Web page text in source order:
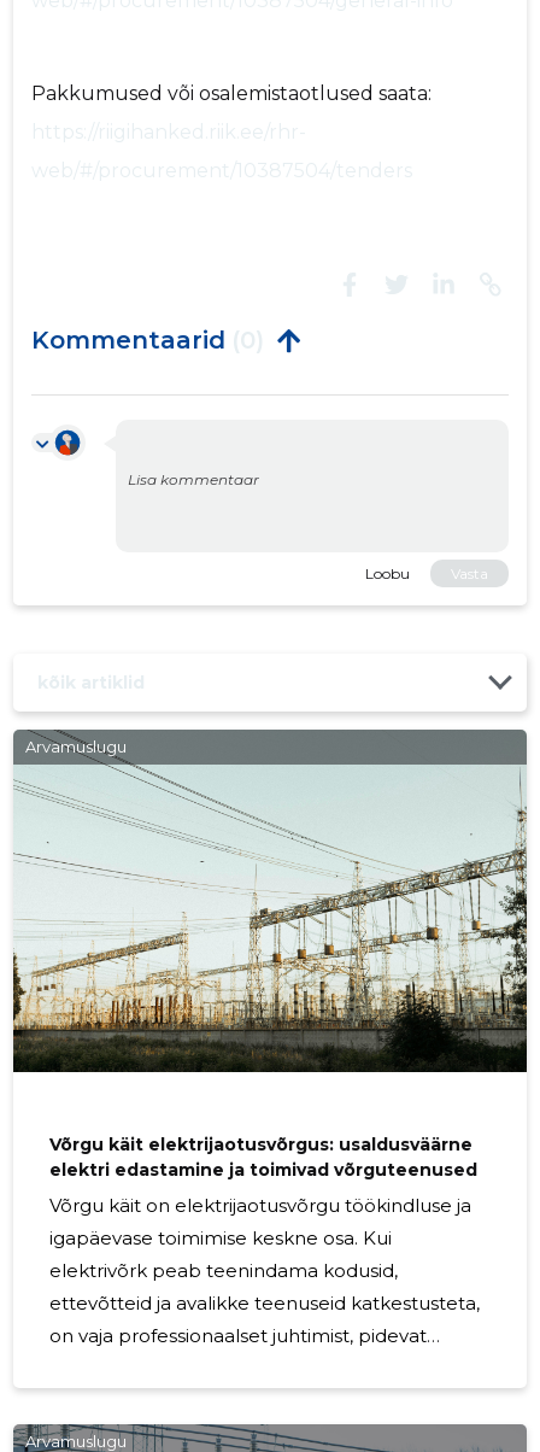
Pakkumused või osalemistaotlused saata:
https://riigihanked.riik.ee/rhr-
web/#/procurement/10387504/tenders
Kommentaarid (0)
Loobu Vasta
kõik artiklid
Arvamuslugu
Võrgu käit elektrijaotusvõrgus: usaldusväärne
elektri edastamine ja toimivad võrguteenused
Võrgu käit on elektrijaotusvõrgu töökindluse ja
igapäevase toimimise keskne osa. Kui
elektrivõrk peab teenindama kodusid,
ettevõtteid ja avalikke teenuseid katkestusteta,
on vaja professionaalset juhtimist, pidevat
Hästi korraldatud võrgu käit tähendab, et elektri
Arvamuslugu